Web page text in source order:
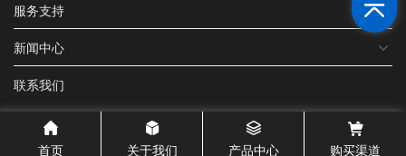
服务支持
新闻中心
联系我们
首页 关于我们 产品中心 购买渠道